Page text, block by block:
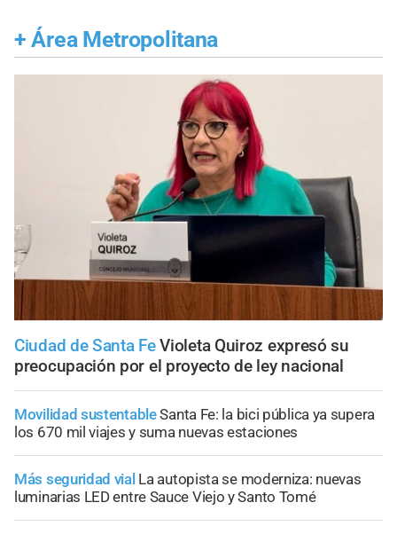
+ Área Metropolitana
Ciudad de Santa Fe Violeta Quiroz expresó su
preocupación por el proyecto de ley nacional
Movilidad sustentableSanta Fe: la bici pública ya supera
los 670 mil viajes y suma nuevas estaciones
Más seguridad vial La autopista se moderniza: nuevas
luminarias LED entre Sauce Viejo y Santo Tomé